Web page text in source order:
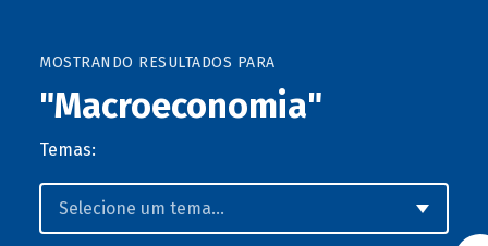
MOSTRANDO RESULTADOS PARA
"Macroeconomia"
Temas: